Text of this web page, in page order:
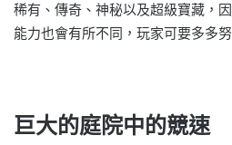
稀有、傳奇、神秘以及超級寶藏，
能力也會有所不同，玩家可要多多
巨大的庭院中的競速